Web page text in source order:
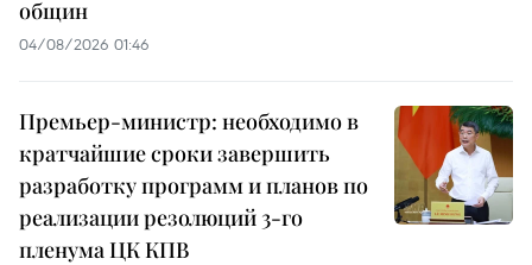
общин
04/08/2026 01:46
Премьер-министр: необходимо в
кратчайшие сроки завершить
разработку программ и планов по
реализации резолюций 3-го
пленума ЦК КПВ